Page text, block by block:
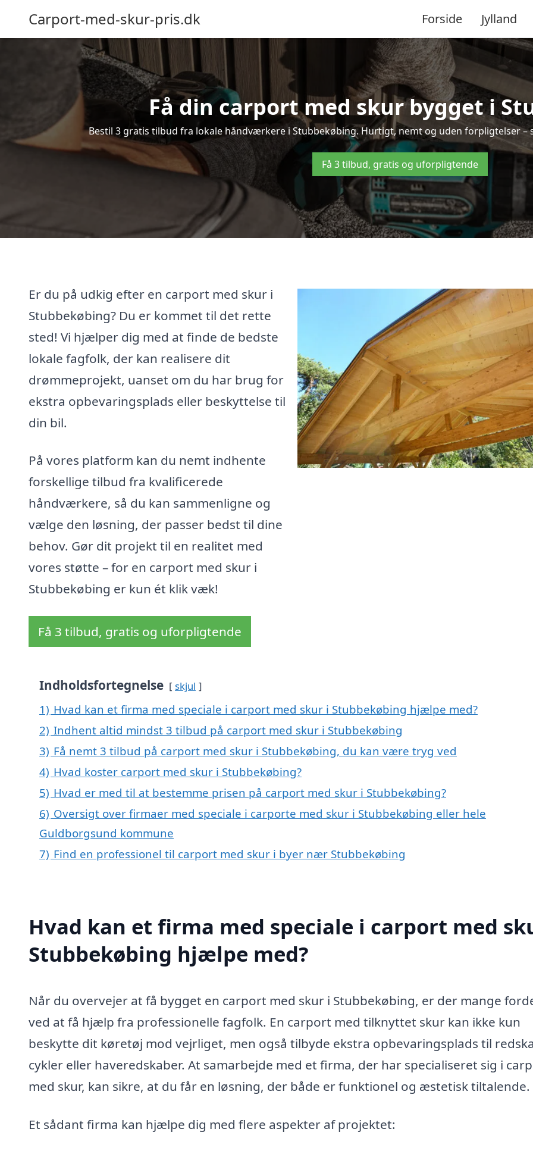
Carport-med-skur-pris.dk Forside Jylland
Få din carport med skur bygget i
Bestil 3 gratis tilbud fra lokale håndværkere i Stubbekøbing. Hurtigt, nemt og uden forpligtelser –
Få 3 tilbud, gratis og uforpligtende
Er du på udkig efter en carport med skur i
Stubbekøbing? Du er kommet til det rette
sted! Vi hjælper dig med at finde de bedste
lokale fagfolk, der kan realisere dit
drømmeprojekt, uanset om du har brug for
ekstra opbevaringsplads eller beskyttelse til
din bil.
På vores platform kan du nemt indhente
forskellige tilbud fra kvalificerede
håndværkere, så du kan sammenligne og
vælge den løsning, der passer bedst til dine
behov. Gør dit projekt til en realitet med
vores støtte – for en carport med skur i
Stubbekøbing er kun ét klik væk!
Få 3 tilbud, gratis og uforpligtende
Indholdsfortegnelse skjul
1) Hvad kan et firma med speciale i carport med skur i Stubbekøbing hjælpe med?
2) Indhent altid mindst 3 tilbud på carport med skur i Stubbekøbing
3) Få nemt 3 tilbud på carport med skur i Stubbekøbing, du kan være tryg ved
4) Hvad koster carport med skur i Stubbekøbing?
5) Hvad er med til at bestemme prisen på carport med skur i Stubbekøbing?
6) Oversigt over firmaer med speciale i carporte med skur i Stubbekøbing eller hele
Guldborgsund kommune
7) Find en professionel til carport med skur i byer nær Stubbekøbing
Hvad kan et firma med speciale i carport med
Stubbekøbing hjælpe med?
Når du overvejer at få bygget en carport med skur i Stubbekøbing, er der mange
ved at få hjælp fra professionelle fagfolk. En carport med tilknyttet skur kan ikke kun
beskytte dit køretøj mod vejrliget, men også tilbyde ekstra opbevaringsplads til
cykler eller haveredskaber. At samarbejde med et firma, der har specialiseret sig i
med skur, kan sikre, at du får en løsning, der både er funktionel og æstetisk tiltalende.
Et sådant firma kan hjælpe dig med flere aspekter af projektet: